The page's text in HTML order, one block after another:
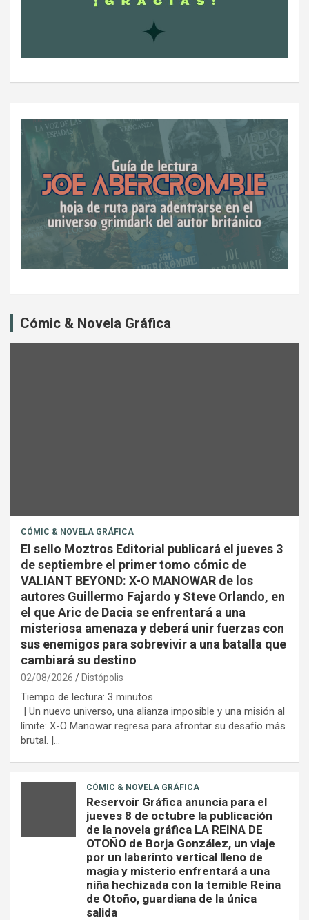
Cómic & Novela Gráfica
CÓMIC & NOVELA GRÁFICA
El sello Moztros Editorial publicará el jueves 3
de septiembre el primer tomo cómic de
VALIANT BEYOND: X-O MANOWAR de los
autores Guillermo Fajardo y Steve Orlando, en
el que Aric de Dacia se enfrentará a una
misteriosa amenaza y deberá unir fuerzas con
sus enemigos para sobrevivir a una batalla que
cambiará su destino
02/08/2026 Distópolis
Tiempo de lectura: 3 minutos
| Un nuevo universo, una alianza imposible y una misión al
límite: X-O Manowar regresa para afrontar su desafío más
brutal. |…
CÓMIC & NOVELA GRÁFICA
Reservoir Gráfica anuncia para el
jueves 8 de octubre la publicación
de la novela gráfica LA REINA DE
OTOÑO de Borja González, un viaje
por un laberinto vertical lleno de
magia y misterio enfrentará a una
niña hechizada con la temible Reina
de Otoño, guardiana de la única
salida